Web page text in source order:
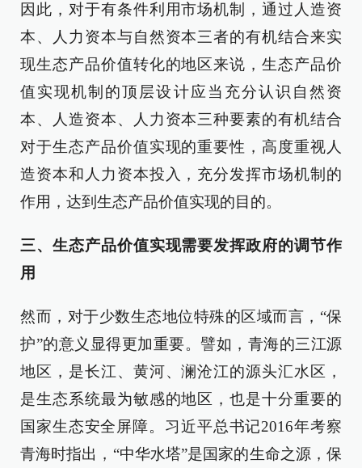
因此，对于有条件利用市场机制，通过人造资
本、人力资本与自然资本三者的有机结合来实
现生态产品价值转化的地区来说，生态产品价
值实现机制的顶层设计应当充分认识自然资
本、人造资本、人力资本三种要素的有机结合
对于生态产品价值实现的重要性，高度重视人
造资本和人力资本投入，充分发挥市场机制的
作用，达到生态产品价值实现的目的。
三、生态产品价值实现需要发挥政府的调节作
用
然而，对于少数生态地位特殊的区域而言，“保
护”的意义显得更加重要。譬如，青海的三江源
地区，是长江、黄河、澜沧江的源头汇水区，
是生态系统最为敏感的地区，也是十分重要的
国家生态安全屏障。习近平总书记2016年考察
青海时指出，“中华水塔”是国家的生命之源，保